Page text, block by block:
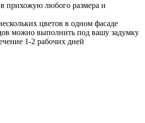
прихожую любого размера и
цветов в одном фасаде
можно выполнить под вашу задумку
1-2 рабочих дней